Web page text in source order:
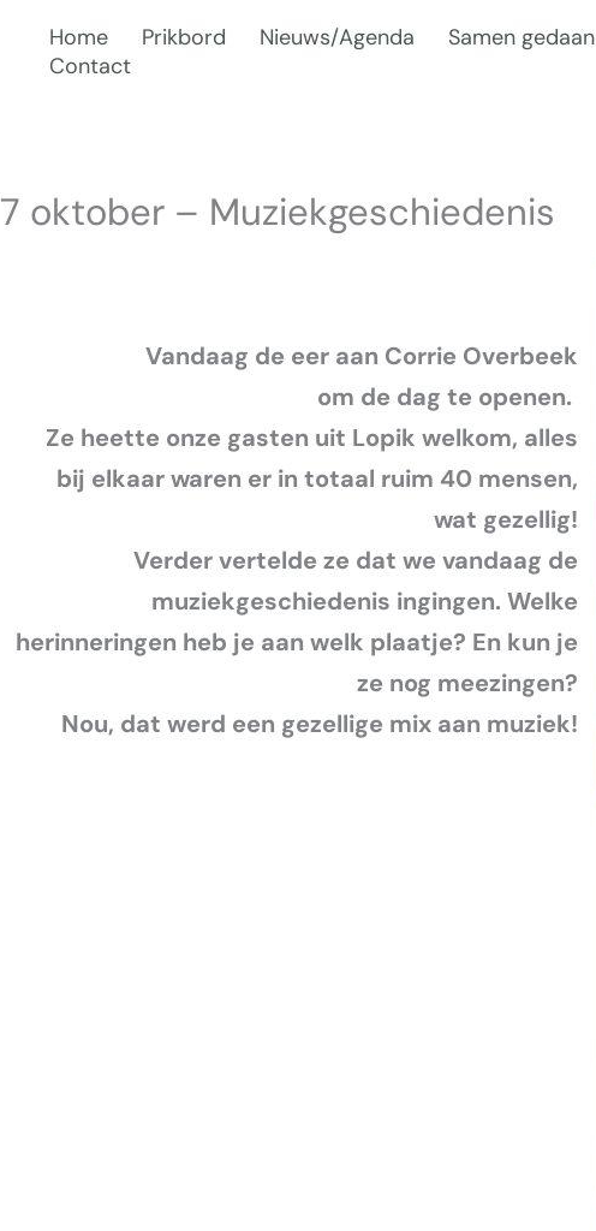
Home Prikbord Nieuws/Agenda Samen gedaan
Contact
7 oktober – Muziekgeschiedenis
Vandaag de eer aan Corrie Overbeek
om de dag te openen.
Ze heette onze gasten uit Lopik welkom, alles
bij elkaar waren er in totaal ruim 40 mensen,
wat gezellig!
Verder vertelde ze dat we vandaag de
muziekgeschiedenis ingingen. Welke
herinneringen heb je aan welk plaatje? En kun je
ze nog meezingen?
Nou, dat werd een gezellige mix aan muziek!